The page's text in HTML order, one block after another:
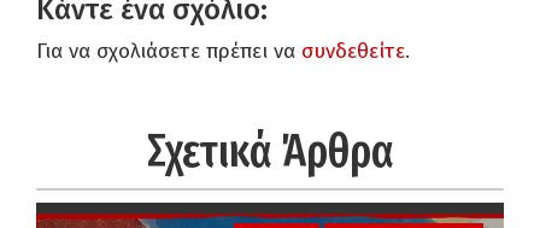
Κάντε ένα σχόλιο:
Για να σχολιάσετε πρέπει να συνδεθείτε.
Σχετικά Άρθρα